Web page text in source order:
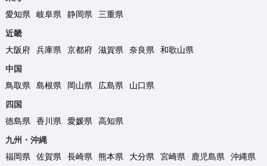
愛知県
岐阜県 静岡県
三重県
近畿
大阪府
兵庫県 京都府 滋賀県 奈良県
和歌山県
中国
鳥取県
島根県 岡山県 広島県
山口県
四国
徳島県
香川県 愛媛県
高知県
九州・沖縄
福岡県
佐賀県 長崎県 熊本県 大分県 宮崎県 鹿児島県 沖縄県